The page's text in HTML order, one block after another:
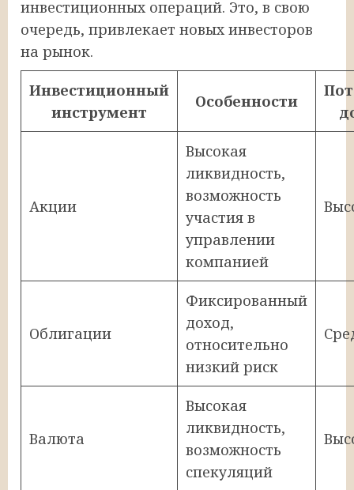
инвестиционных операций. Это, в свою
очередь, привлекает новых инвесторов
на рынок.
Инвестиционный
инструмент
Особенности
Акции
Высокая
ликвидность,
возможность
участия в
управлении
компанией
Облигации
Фиксированный
доход,
относительно
низкий риск
Валюта
Высокая
ликвидность,
возможность
спекуляций